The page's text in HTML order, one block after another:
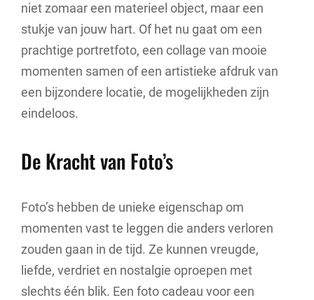
niet zomaar een materieel object, maar een
stukje van jouw hart. Of het nu gaat om een
prachtige portretfoto, een collage van mooie
momenten samen of een artistieke afdruk van
een bijzondere locatie, de mogelijkheden zijn
eindeloos.
De Kracht van Foto’s
Foto’s hebben de unieke eigenschap om
momenten vast te leggen die anders verloren
zouden gaan in de tijd. Ze kunnen vreugde,
liefde, verdriet en nostalgie oproepen met
slechts één blik. Een foto cadeau voor een